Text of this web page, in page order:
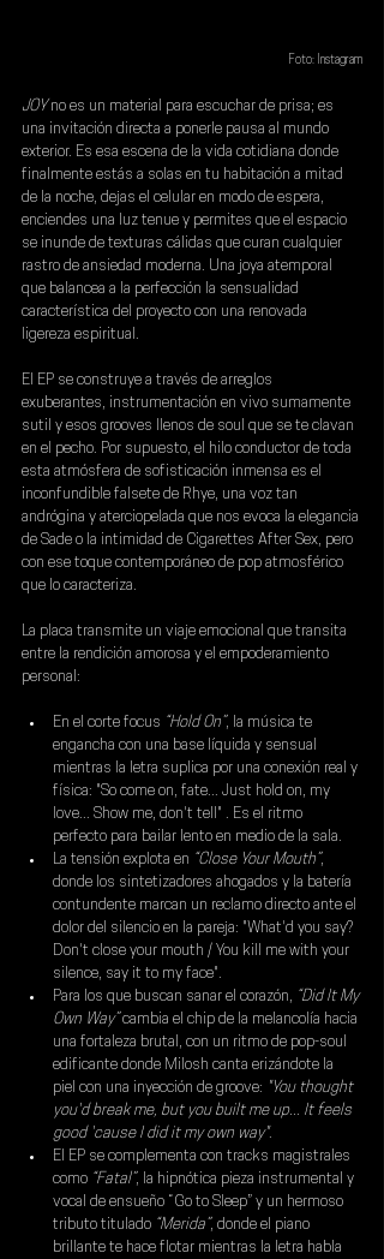
Foto: Instagram
JOY no es un material para escuchar de prisa; es
una invitación directa a ponerle pausa al mundo
exterior. Es esa escena de la vida cotidiana donde
finalmente estás a solas en tu habitación a mitad
de la noche, dejas el celular en modo de espera,
enciendes una luz tenue y permites que el espacio
se inunde de texturas cálidas que curan cualquier
rastro de ansiedad moderna. Una joya atemporal
que balancea a la perfección la sensualidad
característica del proyecto con una renovada
ligereza espiritual.
El EP se construye a través de arreglos
exuberantes, instrumentación en vivo sumamente
sutil y esos grooves llenos de soul que se te clavan
en el pecho. Por supuesto, el hilo conductor de toda
esta atmósfera de sofisticación inmensa es el
inconfundible falsete de Rhye, una voz tan
andrógina y aterciopelada que nos evoca la elegancia
de Sade o la intimidad de Cigarettes After Sex, pero
con ese toque contemporáneo de pop atmosférico
que lo caracteriza.
La placa transmite un viaje emocional que transita
entre la rendición amorosa y el empoderamiento
personal:
En el corte focus “Hold On” , la música te
engancha con una base líquida y sensual
mientras la letra suplica por una conexión real y
física: "So come on, fate... Just hold on, my
love... Show me, don't tell" . Es el ritmo
perfecto para bailar lento en medio de la sala.
La tensión explota en
“Close Your Mouth” ,
donde los sintetizadores ahogados y la batería
contundente marcan un reclamo directo ante el
dolor del silencio en la pareja: "What'd you say?
Don't close your mouth / You kill me with your
silence, say it to my face".
Para los que buscan sanar el corazón,
“Did It My
Own Way” cambia el chip de la melancolía hacia
una fortaleza brutal, con un ritmo de pop-soul
edificante donde Milosh canta erizándote la
piel con una inyección de groove: "You thought
you'd break me, but you built me up... It feels
good 'cause I did it my own way".
El EP se complementa con tracks magistrales
como “Fatal” , la hipnótica pieza instrumental y
vocal de ensueño “Go to Sleep” y un hermoso
tributo titulado “Merida” , donde el piano
brillante te hace flotar mientras la letra habla